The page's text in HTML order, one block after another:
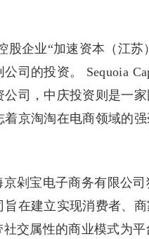
股企业“加速资本（江
司的投资。 Sequoia
司，中庆投资则是一
京淘淘在电商领域的
剁宝电子商务有限公
在建立实现消费者、
交属性的商业模式为平